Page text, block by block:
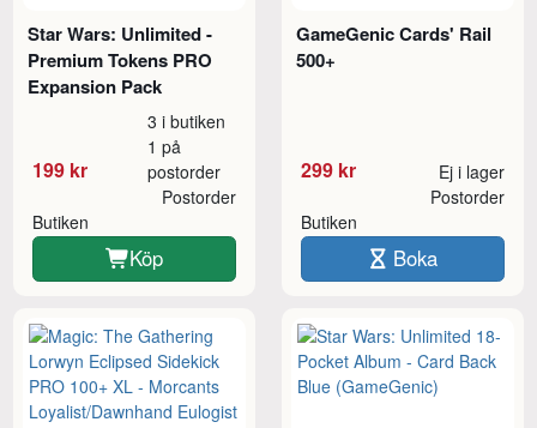
Star Wars: Unlimited -
Premium Tokens PRO
Expansion Pack
199 kr
3 i butiken
1 på
postorder
Butiken
Postorder
Köp
GameGenic Cards' Rail
500+
299 kr Ej i lager
Butiken
Postorder
Boka